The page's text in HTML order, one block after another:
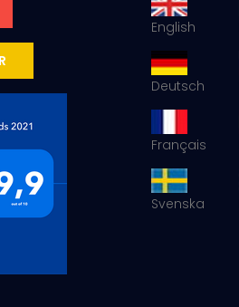
English
Deutsch
Français
Svenska